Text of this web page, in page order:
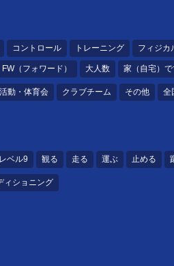
コントロール トレーニング フィジカ
FW（フォワード） 大人数 家（自宅）
動・体育会 クラブチーム その他 全
レベル9 観る 走る 運ぶ 止める
ィショニング